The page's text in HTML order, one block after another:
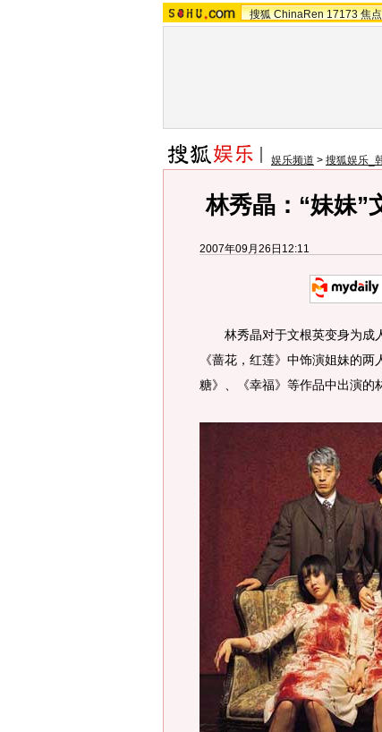
搜狐 ChinaRen 17173 焦
娱乐频道 > 搜狐娱乐_
林秀晶：“妹妹”
2007年09月26日12:11
林秀晶对于文根英变身为成人
《蔷花，红莲》中饰演姐妹的
糖》、《幸福》等作品中出演的